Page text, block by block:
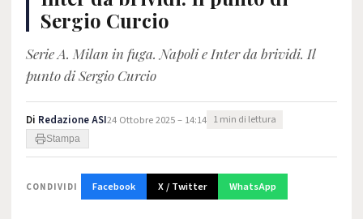
Sergio Curcio
Serie A. Milan in fuga. Napoli e Inter da brividi. Il
punto di Sergio Curcio
Di Redazione ASI24 Ottobre 2025 – 14:14 1 min di lettura
Stampa
CONDIVIDI Facebook X / Twitter WhatsApp